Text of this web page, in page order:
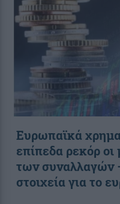
Ευρωπαϊκά
επίπεδα ρεκόρ
των συναλλαγών
στοιχεία για το